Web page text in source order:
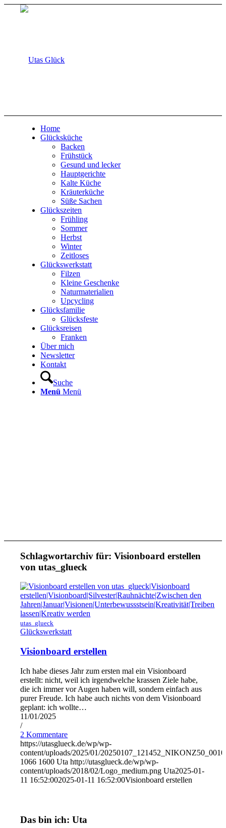
Home
Glücksküche
Backen
Frühstück
Gesund und lecker
Hauptgerichte
Kalte Küche
Kräuterküche
Süße Sachen
Glückszeiten
Frühling
Sommer
Herbst
Winter
Zeitloses
Glückswerkstatt
Filzen
Kleine Geschenke
Naturmaterialien
Upcycling
Glücksfamilie
Glücksfeste
Glücksreisen
Franken
Über mich
Newsletter
Kontakt
Suche
Menü Menü
Schlagwortarchiv für:Visionboard erstellen
von utas_glueck
utas_glueck
Glückswerkstatt
Visionboard erstellen
Ich habe dieses Jahr zum ersten mal ein Visionboard
erstellt: nicht, weil ich irgendwelche krassen Ziele habe,
die ich immer vor Augen haben will, sondern einfach aus
purer Freude. Ich habe auch nichts von dem Visionboard
geplant: ich wollte…
11/01/2025
/
2 Kommentare
https://utasglueck.de/wp/wp-
content/uploads/2025/01/
1066 1600 Uta http://utasglueck.de/wp/wp-
content/uploads/2018/02/Logo_medium.png Uta2025-01-
11 16:52:002025-01-11 16:52:00Visionboard erstellen
Das bin ich: Uta